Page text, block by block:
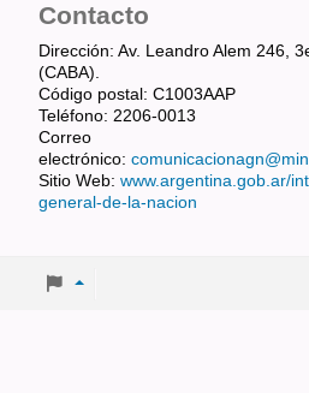
Contacto
Dirección: Av. Leandro Alem 246,
(CABA).
Código postal: C1003AAP
Teléfono: 2206-0013
Correo
electrónico:
Sitio Web: www.argentina.gob.ar/
general-de-la-nacion